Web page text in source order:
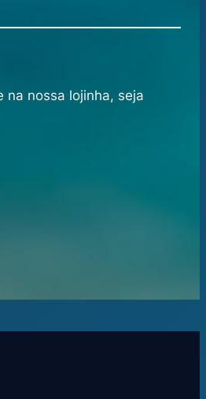
na nossa lojinha, seja